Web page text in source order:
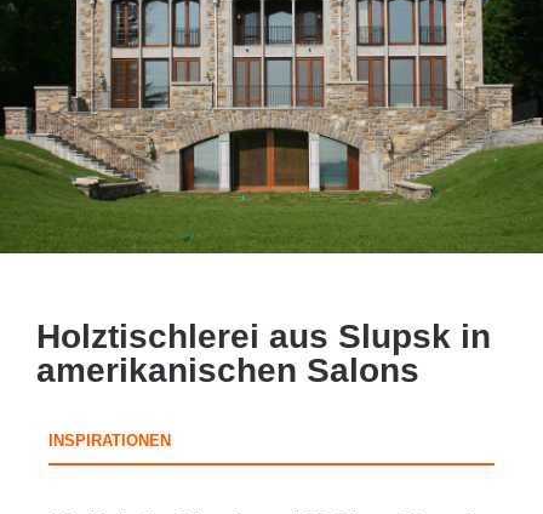
Holztischlerei aus Slupsk in
amerikanischen Salons
INSPIRATIONEN